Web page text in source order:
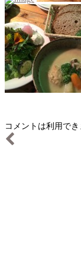
コメントは利用でき